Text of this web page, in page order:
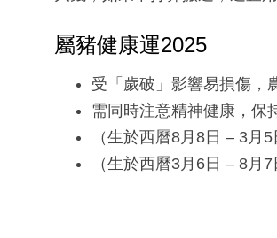
屬豬健康運2025
受「歲破」影響易損傷，
需同時注意精神健康，保
（生於西曆8月8日 – 3月
（生於西曆3月6日 – 8月